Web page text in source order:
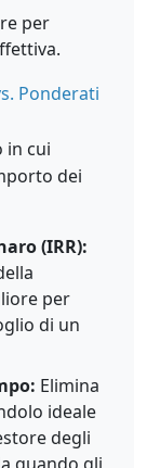
per
Ponderati
in cui
dei
(IRR):
per
di un
Elimina
ideale
degli